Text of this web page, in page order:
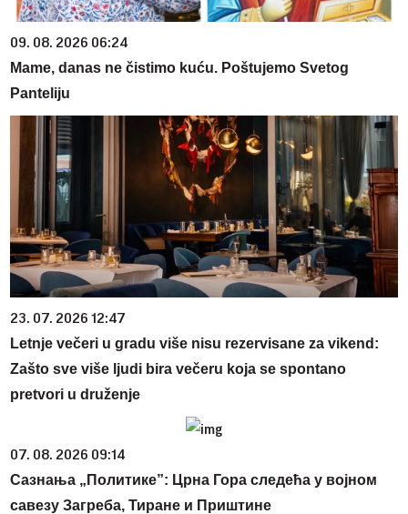
09. 08. 2026 06:24
Mame, danas ne čistimo kuću. Poštujemo Svetog
Panteliju
23. 07. 2026 12:47
Letnje večeri u gradu više nisu rezervisane za vikend:
Zašto sve više ljudi bira večeru koja se spontano
pretvori u druženje
07. 08. 2026 09:14
Сазнања „Политике”: Црна Гора следећа у војном
савезу Загреба, Тиране и Приштине